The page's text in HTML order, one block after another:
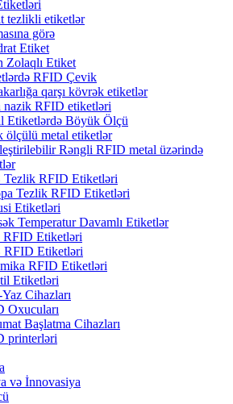
tezlikli etiketlər
görə
Etiket
Zolaqlı Etiket
RFID Çevik
qarşı kövrək etiketlər
nazik RFID etiketləri
Etiketlərdə Böyük Ölçü
ölçülü metal etiketlər
Rəngli RFID metal üzərində
Tezlik RFID Etiketləri
Tezlik RFID Etiketləri
Etiketləri
Temperatur Davamlı Etiketlər
RFID Etiketləri
RFID Etiketləri
RFID Etiketləri
Etiketləri
Cihazları
Oxucuları
Başlatma Cihazları
printerləri
və İnnovasiya